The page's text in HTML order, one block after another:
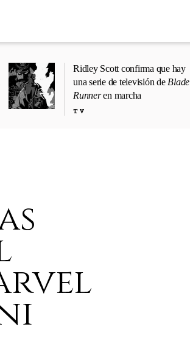
Ridley Scott confirma que hay
una serie de televisión de Blade
Runneren marcha
TV